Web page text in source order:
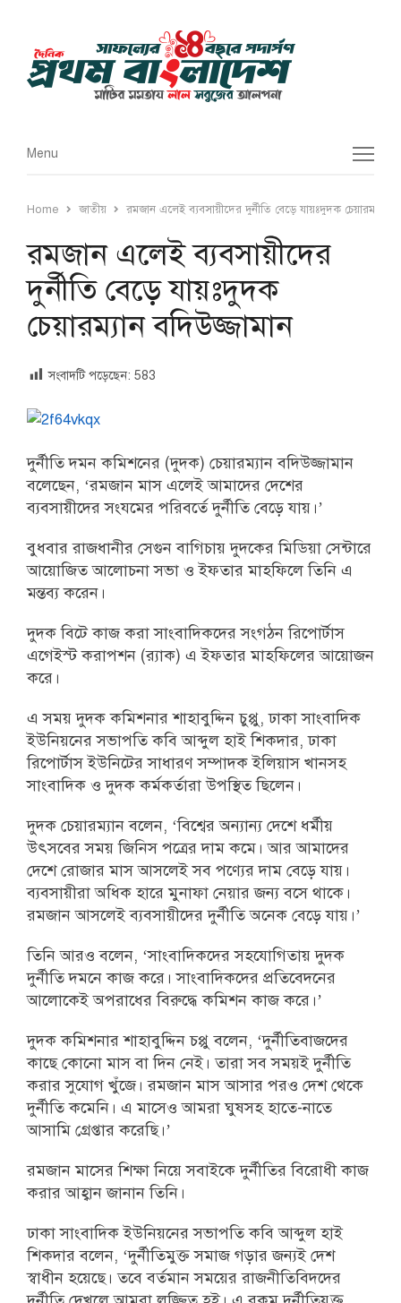
Menu
Menu
Home জাতীয় রমজান এলেই ব্যবসায়ীদের দুর্নীতি বেড়ে যায়ঃদুদক চেয়ারম্যান
রমজান এলেই ব্যবসায়ীদের
দুর্নীতি বেড়ে যায়ঃদুদক
চেয়ারম্যান বদিউজ্জামান
সংবাদটি পড়েছেন: 583
দুর্নীতি দমন কমিশনের (দুদক) চেয়ার‌ম্যান বদিউজ্জামান
বলেছেন, ‘রমজান মাস এলেই আমাদের দেশের
ব্যবসায়ীদের সংযমের পরিবর্তে দুর্নীতি বেড়ে যায়।’
বুধবার রাজধানীর সেগুন বাগিচায় দুদকের মিডিয়া সেন্টারে
আয়োজিত আলোচনা সভা ও ইফতার মাহফিলে তিনি এ
মন্তব্য করেন।
দুদক বিটে কাজ করা সাংবাদিকদের সংগঠন রিপোর্টাস
এগেইস্ট করাপশন (র‌্যাক) এ ইফতার মাহফিলের আয়োজন
করে।
এ সময় দুদক কমিশনার শাহাবুদ্দিন চুপ্পু, ঢাকা সাংবাদিক
ইউনিয়নের সভাপতি কবি আব্দুল হাই শিকদার, ঢাকা
রিপোর্টাস ইউনিটের সাধারণ সম্পাদক ইলিয়াস খানসহ
সাংবাদিক ও দুদক কর্মকর্তারা উপস্থিত ছিলেন।
দুদক চেয়ারম্যান বলেন, ‘বিশ্বের অন্যান্য দেশে ধর্মীয়
উৎসবের সময় জিনিস পত্রের দাম কমে। আর আমাদের
দেশে রোজার মাস আসলেই সব পণ্যের দাম বেড়ে যায়।
ব্যবসায়ীরা অধিক হারে মুনাফা নেয়ার জন্য বসে থাকে।
রমজান আসলেই ব্যবসায়ীদের দুর্নীতি অনেক বেড়ে যায়।’
তিনি আরও বলেন, ‘সাংবাদিকদের সহযোগিতায় দুদক
দুর্নীতি দমনে কাজ করে। সাংবাদিকদের প্রতিবেদনের
আলোকেই অপরাধের বিরুদ্ধে কমিশন কাজ করে।’
দুদক কমিশনার শাহাবুদ্দিন চপ্পু বলেন, ‘দুর্নীতিবাজদের
কাছে কোনো মাস বা দিন নেই। তারা সব সময়ই দুর্নীতি
করার সুযোগ খুঁজে। রমজান মাস আসার পরও দেশ থেকে
দুর্নীতি কমেনি। এ মাসেও আমরা ঘুষসহ হাতে-নাতে
আসামি গ্রেপ্তার করেছি।’
রমজান মাসের শিক্ষা নিয়ে সবাইকে দুর্নীতির বিরোধী কাজ
করার আহ্বান জানান তিনি।
ঢাকা সাংবাদিক ইউনিয়নের সভাপতি কবি আব্দুল হাই
শিকদার বলেন, ‘দুর্নীতিমুক্ত সমাজ গড়ার জন্যই দেশ
স্বাধীন হয়েছে। তবে বর্তমান সময়ের রাজনীতিবিদদের